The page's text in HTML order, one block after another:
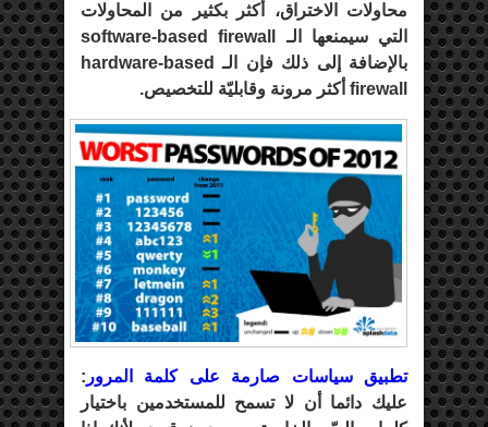
محاولات الاختراق، أكثر بكثير من المحاولات
التي سيمنعها الـ software-based firewall
بالإضافة إلى ذلك فإن الـ hardware-based
firewall أكثر مرونة وقابليّة للتخصيص.
تطبيق سياسات صارمة على كلمة المرور :
عليك دائما أن لا تسمح للمستخدمين باختيار